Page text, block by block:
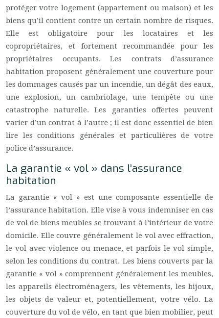
protéger votre logement (appartement ou maison) et les
biens qu’il contient contre un certain nombre de risques.
Elle est obligatoire pour les locataires et les
copropriétaires, et fortement recommandée pour les
propriétaires occupants. Les contrats d’assurance
habitation proposent généralement une couverture pour
les dommages causés par un incendie, un dégât des eaux,
une explosion, un cambriolage, une tempête ou une
catastrophe naturelle. Les garanties offertes peuvent
varier d’un contrat à l’autre ; il est donc essentiel de bien
lire les conditions générales et particulières de votre
police d’assurance.
La garantie « vol » dans l’assurance
habitation
La garantie « vol » est une composante essentielle de
l’assurance habitation. Elle vise à vous indemniser en cas
de vol de biens meubles se trouvant à l’intérieur de votre
domicile. Elle couvre généralement le vol avec effraction,
le vol avec violence ou menace, et parfois le vol simple,
selon les conditions du contrat. Les biens couverts par la
garantie « vol » comprennent généralement les meubles,
les appareils électroménagers, les vêtements, les bijoux,
les objets de valeur et, potentiellement, votre vélo. La
couverture du vol de vélo, en tant que bien mobilier, peut